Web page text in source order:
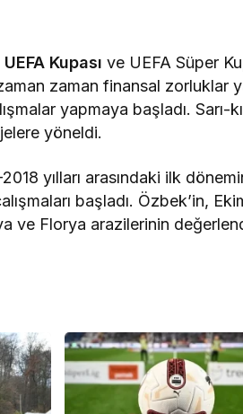
UEFA Kupası ve UEFA Süper
zaman finansal zorluklar
yapmaya başladı. Sarı-
yöneldi.
yılları arasındaki ilk
başladı. Özbek’in,
ve Florya arazilerinin